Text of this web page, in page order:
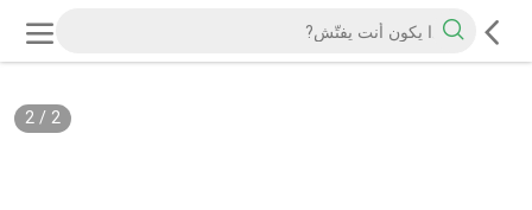
2
/
2